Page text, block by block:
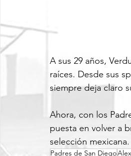
A sus 29 años,
raíces. Desde sus
siempre deja claro
Ahora, con los
puesta en volver a
selección mexicana.
Padres de San Diego